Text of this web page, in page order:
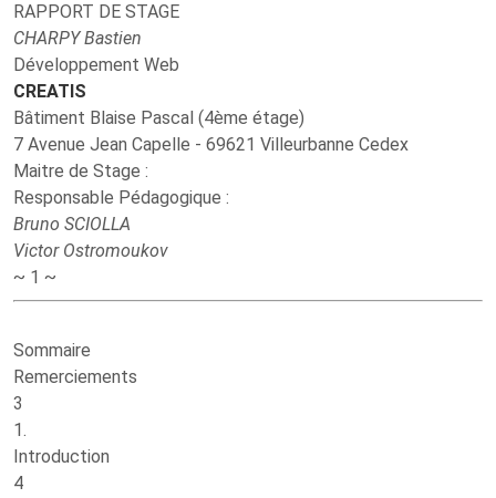
RAPPORT DE STAGE
CHARPY Bastien
Développement Web
CREATIS
Bâtiment Blaise Pascal (4ème étage)
7 Avenue Jean Capelle - 69621 Villeurbanne Cedex
Maitre de Stage :
Responsable Pédagogique :
Bruno SCIOLLA
Victor Ostromoukov
~ 1 ~
Sommaire
Remerciements
3
1.
Introduction
4